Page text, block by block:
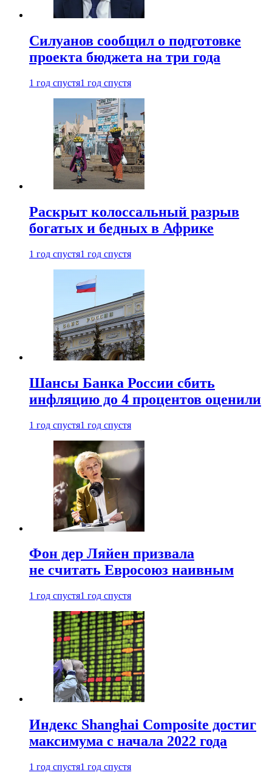
Силуанов сообщил о подготовке
проекта бюджета на три года
1 год спустя1 год спустя
Раскрыт колоссальный разрыв
богатых и бедных в Африке
1 год спустя1 год спустя
Шансы Банка России сбить
инфляцию до 4 процентов оценили
1 год спустя1 год спустя
Фон дер Ляйен призвала
не считать Евросоюз наивным
1 год спустя1 год спустя
Индекс Shanghai Composite достиг
максимума с начала 2022 года
1 год спустя1 год спустя